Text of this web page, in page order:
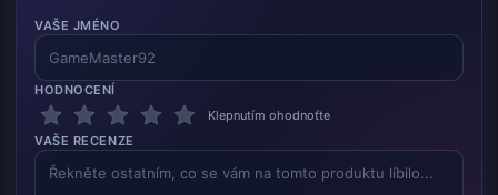
VAŠE JMÉNO
HODNOCENÍ
Klepnutím ohodnoťte
VAŠE RECENZE